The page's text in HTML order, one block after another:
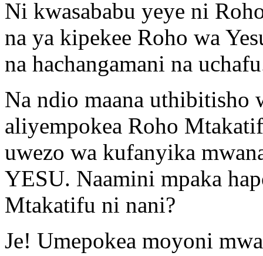
Ni kwasababu yeye ni
na ya kipekee Roho wa
na hachangamani na
Na ndio maana uthibitisho
aliyempokea Roho
uwezo wa kufanyika
YESU. Naamini mpaka
Mtakatifu ni nani?
Je! Umepokea moyoni